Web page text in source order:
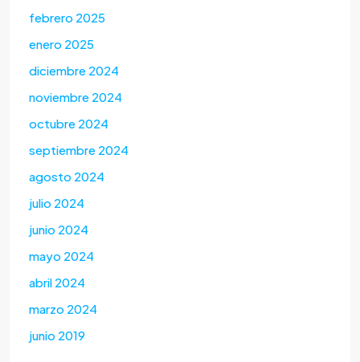
febrero 2025
enero 2025
diciembre 2024
noviembre 2024
octubre 2024
septiembre 2024
agosto 2024
julio 2024
junio 2024
mayo 2024
abril 2024
marzo 2024
junio 2019